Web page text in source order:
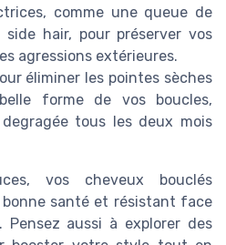
comme une queue de
hair, pour préserver vos
agressions extérieures.
éliminer les pointes sèches
forme de vos boucles,
tous les deux mois
vos cheveux bouclés
santé et résistant face
aussi à explorer des